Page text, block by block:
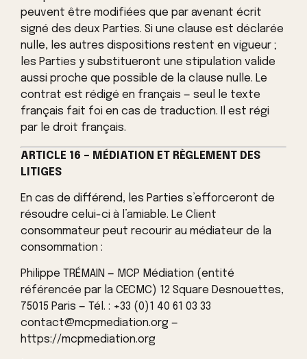
peuvent être modifiées que par avenant écrit
signé des deux Parties. Si une clause est déclarée
nulle, les autres dispositions restent en vigueur ;
les Parties y substitueront une stipulation valide
aussi proche que possible de la clause nulle. Le
contrat est rédigé en français — seul le texte
français fait foi en cas de traduction. Il est régi
par le droit français.
ARTICLE 16 – MÉDIATION ET RÈGLEMENT DES
LITIGES
En cas de différend, les Parties s’efforceront de
résoudre celui-ci à l’amiable. Le Client
consommateur peut recourir au médiateur de la
consommation :
Philippe TRÉMAIN — MCP Médiation (entité
référencée par la CECMC) 12 Square Desnouettes,
75015 Paris — Tél. : +33 (0)1 40 61 03 33
contact@mcpmediation.org —
https://mcpmediation.org